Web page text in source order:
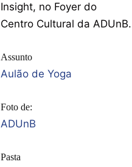
Insight, no Foyer do
Centro Cultural da ADUnB.
Assunto
Aulão de Yoga
Foto de:
ADUnB
Pasta